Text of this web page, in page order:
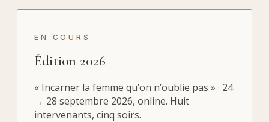
EN COURS
Édition 2026
« Incarner la femme qu’on n’oublie pas » · 24
→ 28 septembre 2026, online. Huit
intervenants, cinq soirs.